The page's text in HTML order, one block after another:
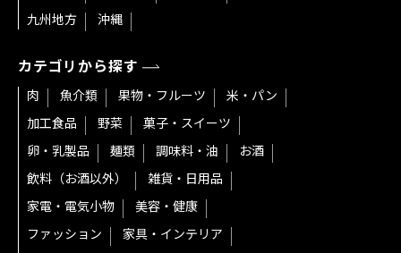
九州地方
沖縄
カテゴリから探す
肉 魚介類 果物・フルーツ
米・パン
加工食品
野菜
菓子・スイーツ
卵・乳製品
麺類 調味料・油
お酒
飲料（お酒以外）
雑貨・日用品
家電・電気小物
美容・健康
ファッション
家具・インテリア